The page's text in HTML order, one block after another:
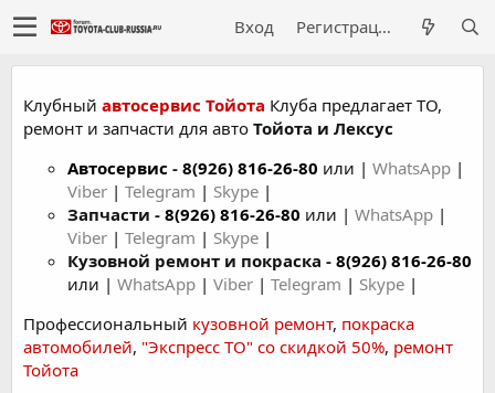
Вход Регистрация
Клубный автосервис Тойота Клуба предлагает ТО,
ремонт и запчасти для авто Тойота и Лексус
Автосервис - 8(926) 816-26-80 или | WhatsApp |
Viber | Telegram | Skype |
Запчасти - 8(926) 816-26-80 или | WhatsApp |
Viber | Telegram | Skype |
Кузовной ремонт и покраска - 8(926) 816-26-80
или | WhatsApp | Viber | Telegram | Skype |
Профессиональный кузовной ремонт, покраска
автомобилей, "Экспресс ТО" со скидкой 50%, ремонт
Тойота